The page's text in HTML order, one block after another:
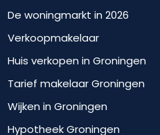
De woningmarkt in 2026
Verkoopmakelaar
Huis verkopen in Groningen
Tarief makelaar Groningen
Wijken in Groningen
Hypotheek Groningen